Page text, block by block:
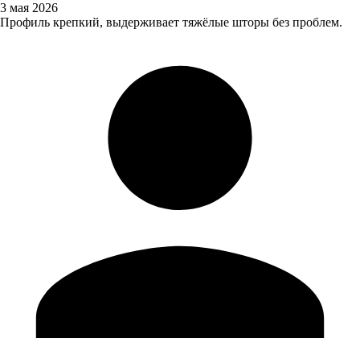
3 мая 2026
Профиль крепкий, выдерживает тяжёлые шторы без проблем.